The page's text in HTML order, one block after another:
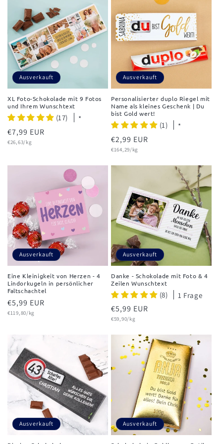
Ausverkauft
XL Foto-Schokolade mit 9 Fotos
und Ihrem Wunschtext
(17) *
Normaler
Preis
€7,99 EUR
Grundpreis
€26,63/kg
Ausverkauft
Personalisierter duplo Riegel mit
Name als kleines Geschenk | Du
bist Gold wert!
(1) *
Normaler
Preis
€2,99 EUR
Grundpreis
€164,29/kg
Ausverkauft
Eine Kleinigkeit von Herzen - 4
Lindorkugeln in persönlicher
Faltschachtel
Normaler
Preis
€5,99 EUR
Grundpreis
€119,80/kg
Ausverkauft
Danke - Schokolade mit Foto & 4
Zeilen Wunschtext
(8) 1 Frage
Normaler
Preis
€5,99 EUR
Grundpreis
€59,90/kg
Ausverkauft Ausverkauft